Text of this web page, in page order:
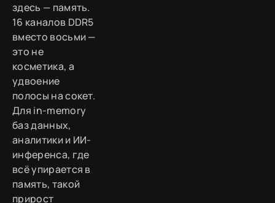
здесь — память.
16 каналов DDR5
вместо восьми —
это не
косметика, а
удвоение
полосы на сокет.
Для in-memory
баз данных,
аналитики и ИИ-
инференса, где
всё упирается в
память, такой
прирост